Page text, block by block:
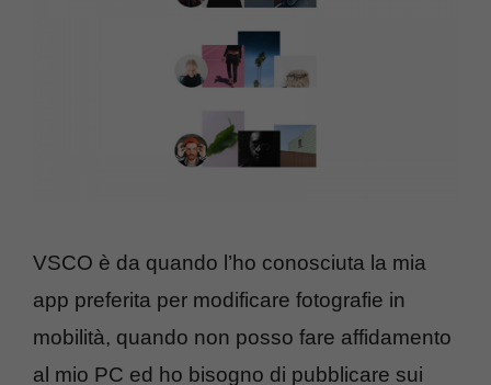
VSCO è da quando l’ho conosciuta la mia
app preferita per modificare fotografie in
mobilità, quando non posso fare affidamento
al mio PC ed ho bisogno di pubblicare sui